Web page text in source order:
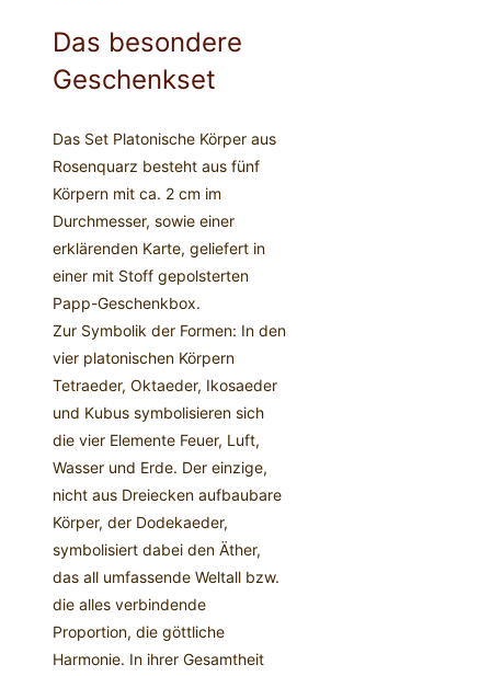
Das besondere
Geschenkset
Das Set Platonische Körper aus
Rosenquarz besteht aus fünf
Körpern mit ca. 2 cm im
Durchmesser, sowie einer
erklärenden Karte, geliefert in
einer mit Stoff gepolsterten
Papp-Geschenkbox.
Zur Symbolik der Formen: In den
vier platonischen Körpern
Tetraeder, Oktaeder, Ikosaeder
und Kubus symbolisieren sich
die vier Elemente Feuer, Luft,
Wasser und Erde. Der einzige,
nicht aus Dreiecken aufbaubare
Körper, der Dodekaeder,
symbolisiert dabei den Äther,
das all umfassende Weltall bzw.
die alles verbindende
Proportion, die göttliche
Harmonie. In ihrer Gesamtheit